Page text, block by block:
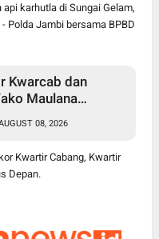
karhutla di Sungai Gelam,
Polda Jambi bersama BPBD
Kwarcab dan
Maulana
Targetkan 1.000
08, 2026
Kwartir Cabang, Kwartir
Depan.